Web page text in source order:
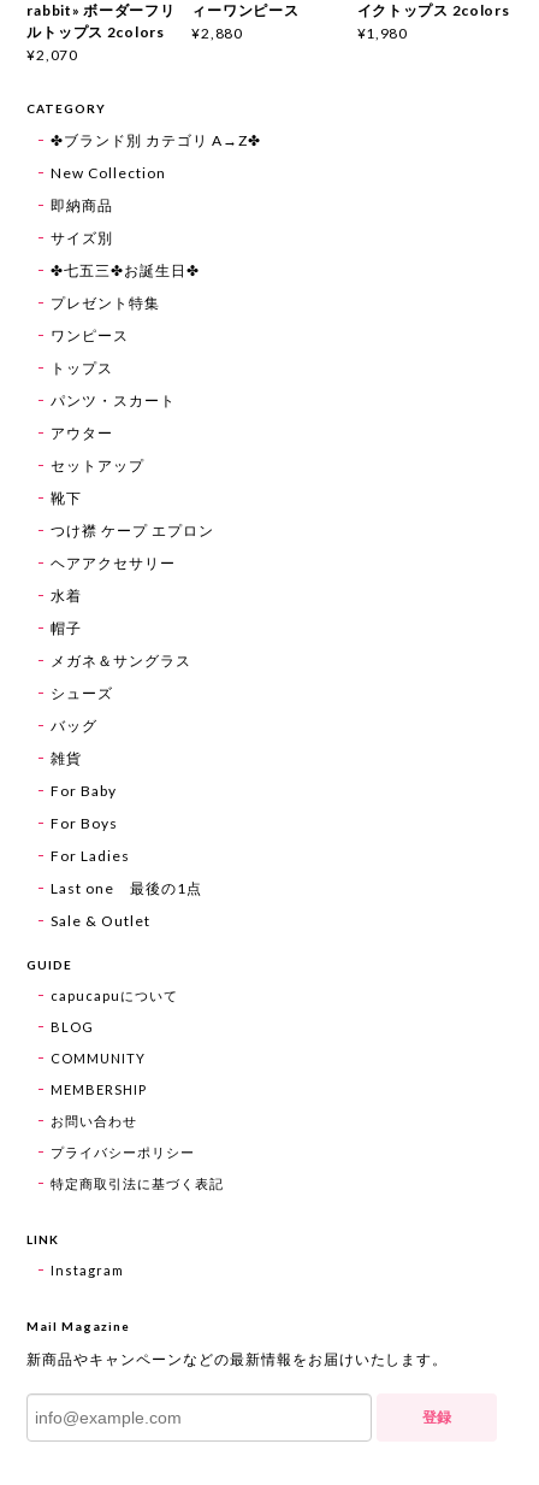
rabbit» ボーダーフリ
ルトップス 2colors
¥2,070
ィーワンピース
¥2,880
イクトップス 2colors
¥1,980
CATEGORY
✤ブランド別 カテゴリ A→Z✤
New Collection
即納商品
サイズ別
✤七五三✤お誕生日✤
プレゼント特集
ワンピース
トップス
パンツ・スカート
アウター
セットアップ
靴下
つけ襟 ケープ エプロン
ヘアアクセサリー
水着
帽子
メガネ＆サングラス
シューズ
バッグ
雑貨
For Baby
For Boys
For Ladies
Last one 最後の1点
Sale & Outlet
GUIDE
capucapuについて
BLOG
COMMUNITY
MEMBERSHIP
お問い合わせ
プライバシーポリシー
特定商取引法に基づく表記
LINK
Instagram
Mail Magazine
新商品やキャンペーンなどの最新情報をお届けいたします。
登録